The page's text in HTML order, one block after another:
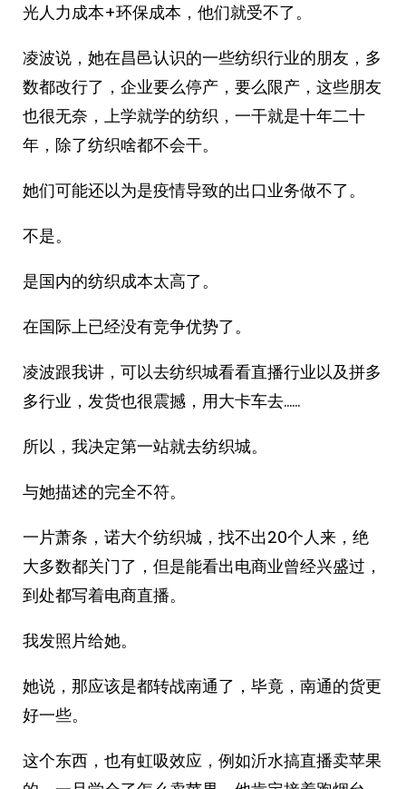
光人力成本+环保成本，他们就受不了。
凌波说，她在昌邑认识的一些纺织行业的朋友，多
数都改行了，企业要么停产，要么限产，这些朋友
也很无奈，上学就学的纺织，一干就是十年二十
年，除了纺织啥都不会干。
她们可能还以为是疫情导致的出口业务做不了。
不是。
是国内的纺织成本太高了。
在国际上已经没有竞争优势了。
凌波跟我讲，可以去纺织城看看直播行业以及拼多
多行业，发货也很震撼，用大卡车去……
所以，我决定第一站就去纺织城。
与她描述的完全不符。
一片萧条，诺大个纺织城，找不出20个人来，绝
大多数都关门了，但是能看出电商业曾经兴盛过，
到处都写着电商直播。
我发照片给她。
她说，那应该是都转战南通了，毕竟，南通的货更
好一些。
这个东西，也有虹吸效应，例如沂水搞直播卖苹果